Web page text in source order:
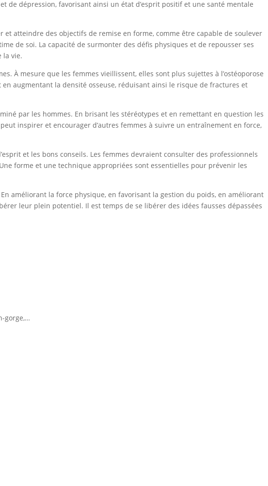
de dépression, favorisant ainsi un état d’esprit positif et une santé mentale
et atteindre des objectifs de remise en forme, comme être capable de soulever
de soi. La capacité de surmonter des défis physiques et de repousser ses
la vie.
À mesure que les femmes vieillissent, elles sont plus sujettes à l’ostéoporose
augmentant la densité osseuse, réduisant ainsi le risque de fractures et
par les hommes. En brisant les stéréotypes et en remettant en question les
inspirer et encourager d’autres femmes à suivre un entraînement en force,
et les bons conseils. Les femmes devraient consulter des professionnels
forme et une technique appropriées sont essentielles pour prévenir les
améliorant la force physique, en favorisant la gestion du poids, en améliorant
leur plein potentiel. Il est temps de se libérer des idées fausses dépassées
gorge,…